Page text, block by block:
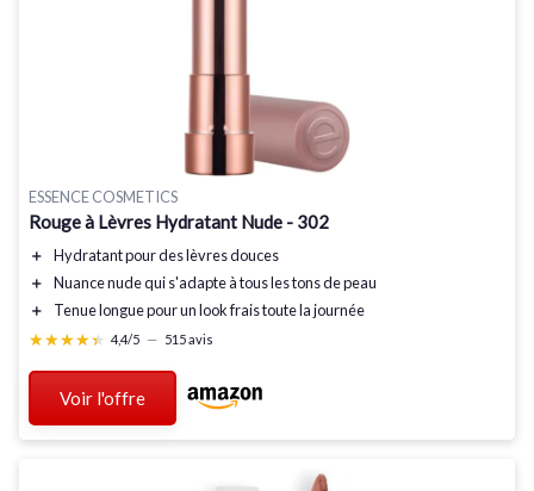
ESSENCE COSMETICS
Rouge à Lèvres Hydratant Nude - 302
＋ Hydratantpour des lèvres douces
＋
Nuance nudequi s'adapte à tous les tons de peau
＋
Tenue longuepour un look frais toute la journée
★★★★★
★★★★★ 4,4/5 — 515 avis
Voir l'offre